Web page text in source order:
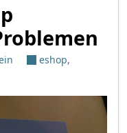
eshop,